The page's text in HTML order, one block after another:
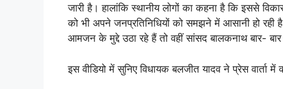
जारी है। हालांकि स्थानीय लोगों का कहना है कि इससे
को भी अपने जनप्रतिनिधियों को समझने में आसानी हो
आमजन के मुद्दे उठा रहे हैं तो वहीं सांसद बालकनाथ बार-
इस वीडियो में सुनिए विधायक बलजीत यादव ने प्रेस वार्ता में